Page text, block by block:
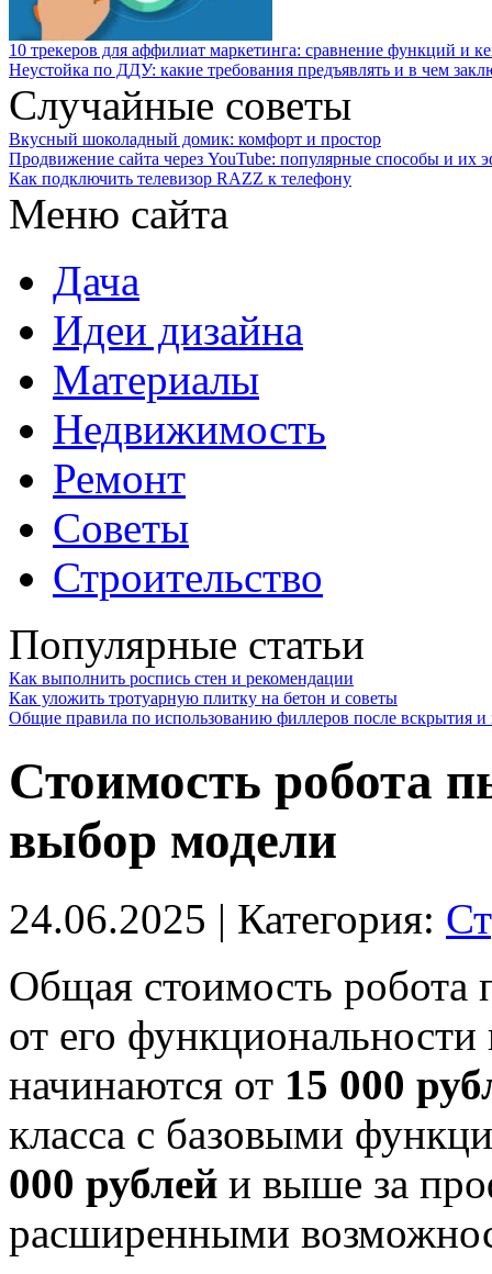
10 трекеров для аффилиат маркетинга: сравнение функций и
Неустойка по ДДУ: какие требования предъявлять и в чем
Случайные советы
Вкусный шоколадный домик: комфорт и простор
Продвижение сайта через YouTube: популярные способы и их
Как подключить телевизор RAZZ к телефону
Меню сайта
Дача
Идеи дизайна
Материалы
Недвижимость
Ремонт
Советы
Строительство
Популярные статьи
Как выполнить роспись стен и рекомендации
Как уложить тротуарную плитку на бетон и советы
Общие правила по использованию филлеров после вскрытия и
Стоимость робота
выбор модели
24.06.2025 | Категория:
Общая стоимость робота
от его
начинаются от 15 000
класса с базовыми
000 рублей и выше за
расширенными